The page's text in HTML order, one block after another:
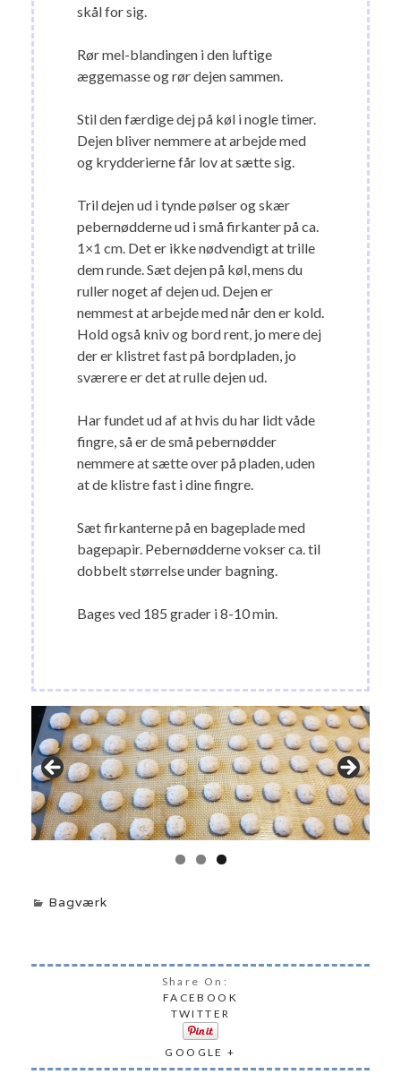
skål for sig.
Rør mel-blandingen i den luftige
æggemasse og rør dejen sammen.
Stil den færdige dej på køl i nogle timer.
Dejen bliver nemmere at arbejde med
og krydderierne får lov at sætte sig.
Tril dejen ud i tynde pølser og skær
pebernødderne ud i små firkanter på ca.
1×1 cm. Det er ikke nødvendigt at trille
dem runde. Sæt dejen på køl, mens du
ruller noget af dejen ud. Dejen er
nemmest at arbejde med når den er kold.
Hold også kniv og bord rent, jo mere dej
der er klistret fast på bordpladen, jo
sværere er det at rulle dejen ud.
Har fundet ud af at hvis du har lidt våde
fingre, så er de små pebernødder
nemmere at sætte over på pladen, uden
at de klistre fast i dine fingre.
Sæt firkanterne på en bageplade med
bagepapir. Pebernødderne vokser ca. til
dobbelt størrelse under bagning.
Bages ved 185 grader i 8-10 min.
Bagværk
Share On:
FACEBOOK
TWITTER
GOOGLE +